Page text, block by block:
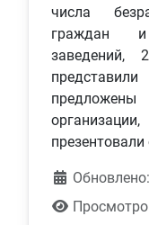
числа
граждан
заведений,